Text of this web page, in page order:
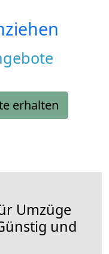
erhalten
Umzüge
und